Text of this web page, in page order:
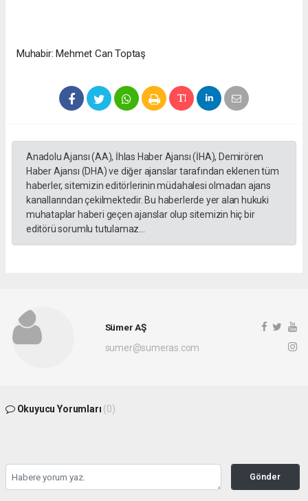
Muhabir: Mehmet Can Toptaş
Anadolu Ajansı (AA), İhlas Haber Ajansı (İHA), Demirören
Haber Ajansı (DHA) ve diğer ajanslar tarafından eklenen tüm
haberler, sitemizin editörlerinin müdahalesi olmadan ajans
kanallarından çekilmektedir. Bu haberlerde yer alan hukuki
muhataplar haberi geçen ajanslar olup sitemizin hiç bir
editörü sorumlu tutulamaz...
Sümer AŞ
sumer@sumeras.com
Okuyucu Yorumları (0)
Gönder